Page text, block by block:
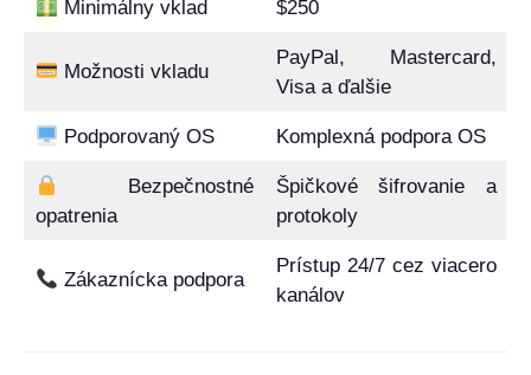
Minimálny vklad $250
Možnosti vkladu
PayPal, Mastercard,
Visa a ďalšie
Podporovaný OS Komplexná podpora OS
Bezpečnostné
opatrenia
Špičkové šifrovanie a
protokoly
Zákaznícka podpora
Prístup 24/7 cez viacero
kanálov